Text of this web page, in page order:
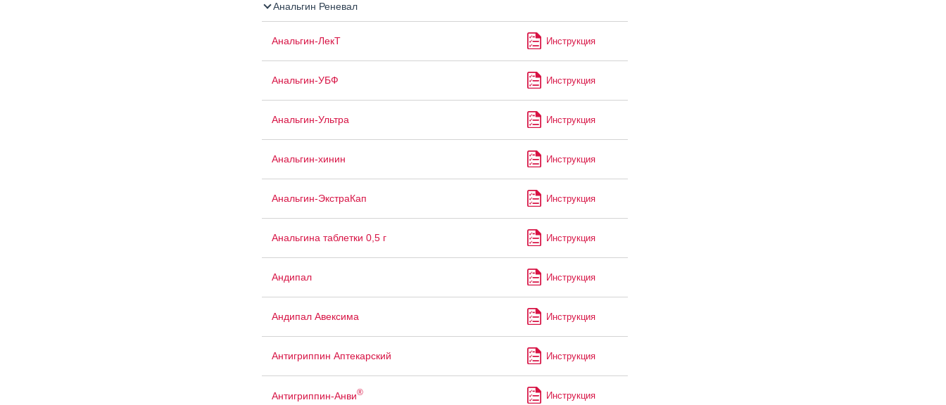
Анальгин Реневал
Анальгин-ЛекТ Инструкция
Анальгин-УБФ Инструкция
Анальгин-Ультра Инструкция
Анальгин-хинин Инструкция
Анальгин-ЭкстраКап Инструкция
Анальгина таблетки 0,5 г Инструкция
Андипал Инструкция
Андипал Авексима Инструкция
Антигриппин Аптекарский Инструкция
Антигриппин-Анви® Инструкция